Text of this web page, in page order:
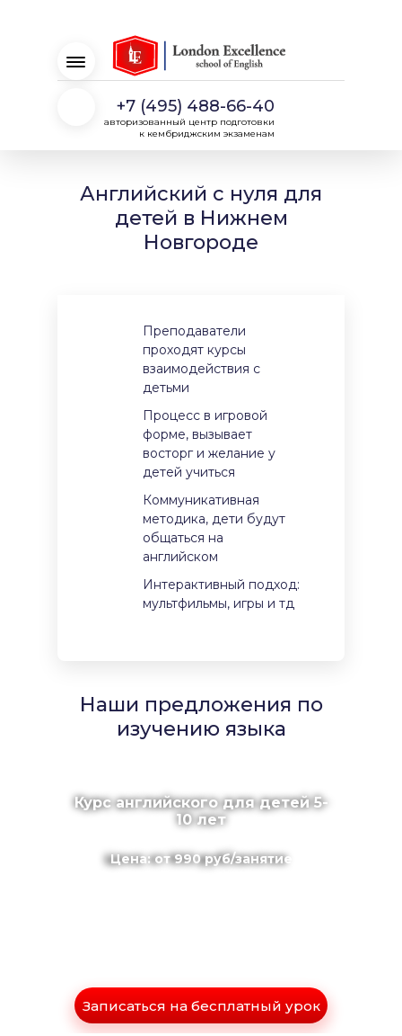
+7 (495) 488-66-40
авторизованный центр подготовки
к кембриджским экзаменам
Английский с нуля для
детей в Нижнем
Новгороде
Преподаватели
проходят курсы
взаимодействия с
детьми
Процесс в игровой
форме, вызывает
восторг и желание у
детей учиться
Коммуникативная
методика, дети будут
общаться на
английском
Интерактивный подход:
мультфильмы, игры и тд
Наши предложения по
изучению языка
Курс английского для детей 5-
10 лет
Цена: от 990 руб/занятие
Записаться на бесплатный урок